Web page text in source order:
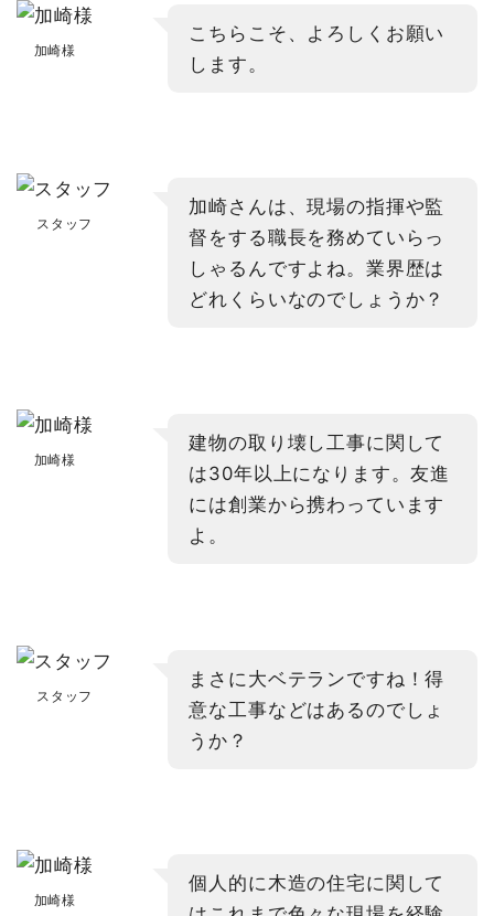
加崎様
こちらこそ、よろしくお願い
します。
スタッフ
加崎さんは、現場の指揮や監
督をする職長を務めていらっ
しゃるんですよね。業界歴は
どれくらいなのでしょうか？
加崎様
建物の取り壊し工事に関して
は30年以上になります。友進
には創業から携わっています
よ。
スタッフ
まさに大ベテランですね！得
意な工事などはあるのでしょ
うか？
加崎様
個人的に木造の住宅に関して